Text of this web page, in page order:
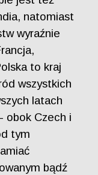
natomiast
wyraźnie
to kraj
wszystkich
latach
obok Czech i
tym
bądź